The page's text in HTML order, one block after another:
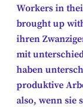
Workers in
brought up
ihren
mit
haben
produktive
also, wenn sie